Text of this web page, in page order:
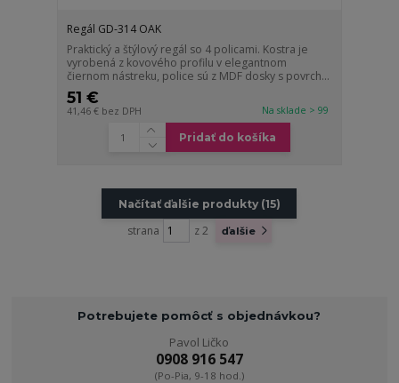
Regál GD-314 OAK
Praktický a štýlový regál so 4 policami. Kostra je
vyrobená z kovového profilu v elegantnom
čiernom nástreku, police sú z MDF dosky s povrch...
51 €
41,46 € bez DPH Na sklade > 99
Pridať do košíka
Načítať ďalšie produkty (15)
strana z 2 ďalšie
Potrebujete pomôcť s objednávkou?
Pavol Ličko
0908 916 547
(Po-Pia, 9-18 hod.)